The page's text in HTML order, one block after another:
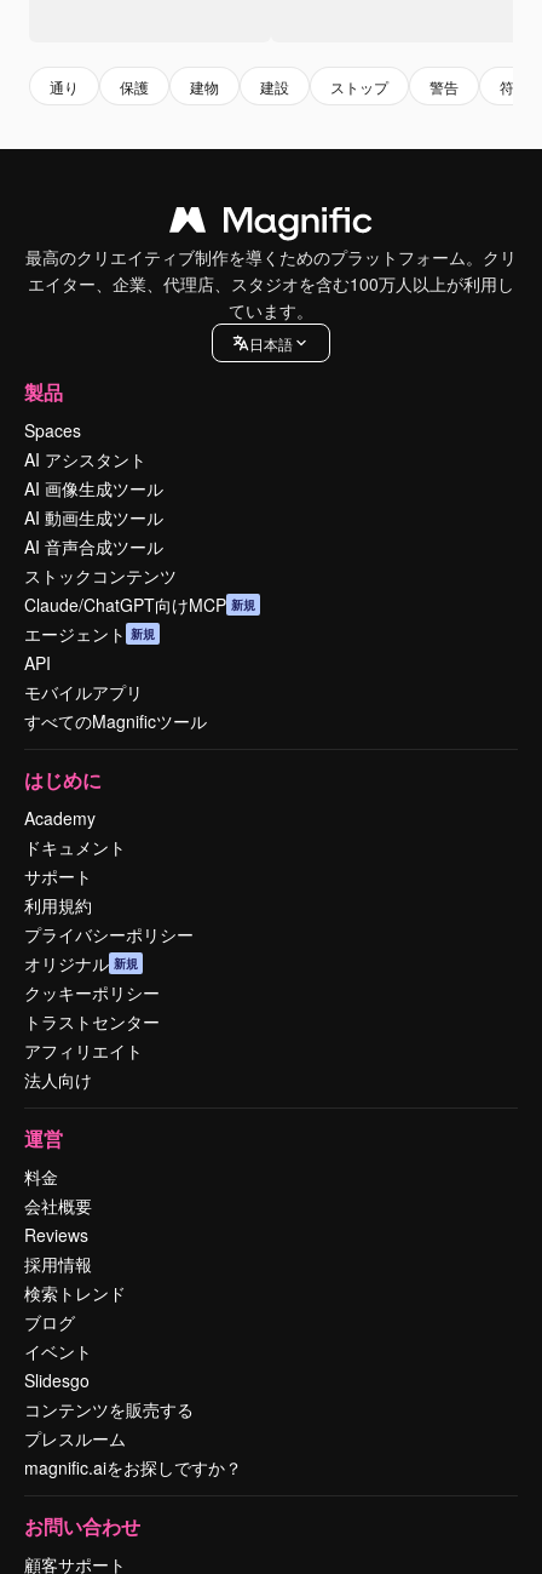
通り 保護 建物 建設 ストップ 警告 符号
最高のクリエイティブ制作を導くためのプラットフォーム。クリ
エイター、企業、代理店、スタジオを含む100万人以上が利用し
ています。
日本語
製品
Spaces
AI アシスタント
AI 画像生成ツール
AI 動画生成ツール
AI 音声合成ツール
ストックコンテンツ
Claude/ChatGPT向けMCP 新規
エージェント 新規
API
モバイルアプリ
すべてのMagnificツール
はじめに
Academy
ドキュメント
サポート
利用規約
プライバシーポリシー
オリジナル 新規
クッキーポリシー
トラストセンター
アフィリエイト
法人向け
運営
料金
会社概要
Reviews
採用情報
検索トレンド
ブログ
イベント
Slidesgo
コンテンツを販売する
プレスルーム
magnific.aiをお探しですか？
お問い合わせ
顧客サポート